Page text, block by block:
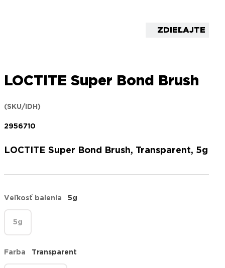
ZDIEĽAJTE
LOCTITE Super Bond Brush
(SKU/IDH)
2956710
LOCTITE Super Bond Brush, Transparent, 5g
Veľkosť balenia 5g
5g
Farba Transparent